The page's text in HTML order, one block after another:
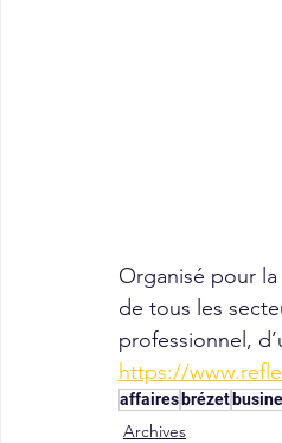
Organisé pour
de tous les
professionnel,
https://
affaires brézet
Archives